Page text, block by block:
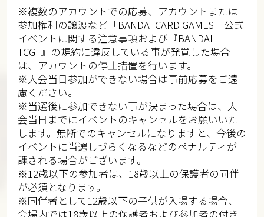
※複数のアカウントでの応募、アカウントまたは
参加権利の譲渡など「BANDAI CARD GAMES」公式
イベントに関する注意事項および『BANDAI
TCG+』の規約に違反している事が発覚した場合
は、アカウントの停止措置を行います。​​
※大会当日参加ができない場合は事前応募をご遠
慮ください。​​​
※当選後に参加できない事が決まった場合は、大
会当日までにイベントのキャンセルをお願いいた
します。無断でのキャンセルになりますと、今後の
イベントに当選しづらくなるなどのペナルティが
課される場合がございます。​​​
※12歳以下の参加者は、18歳以上の保護者の同伴
が必須となります。​
※同伴者として12歳以下の子供が入場する場合、